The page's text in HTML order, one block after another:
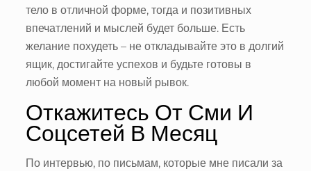
тело в отличной форме, тогда и позитивных
впечатлений и мыслей будет больше. Есть
желание похудеть – не откладывайте это в долгий
ящик, достигайте успехов и будьте готовы в
любой момент на новый рывок.
Откажитесь От Сми И
Соцсетей В Месяц
По интервью, по письмам, которые мне писали за